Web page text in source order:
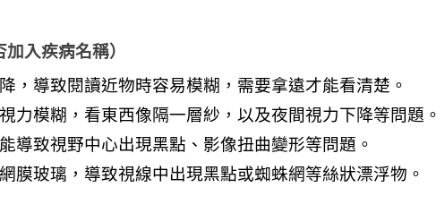
入疾病名稱）
，導致閱讀近物時容易模糊，需要拿遠才能看清楚。
力模糊，看東西像隔一層紗，以及夜間視力下降等問題。
導致視野中心出現黑點、影像扭曲變形等問題。
膜玻璃，導致視線中出現黑點或蜘蛛網等絲狀漂浮物。